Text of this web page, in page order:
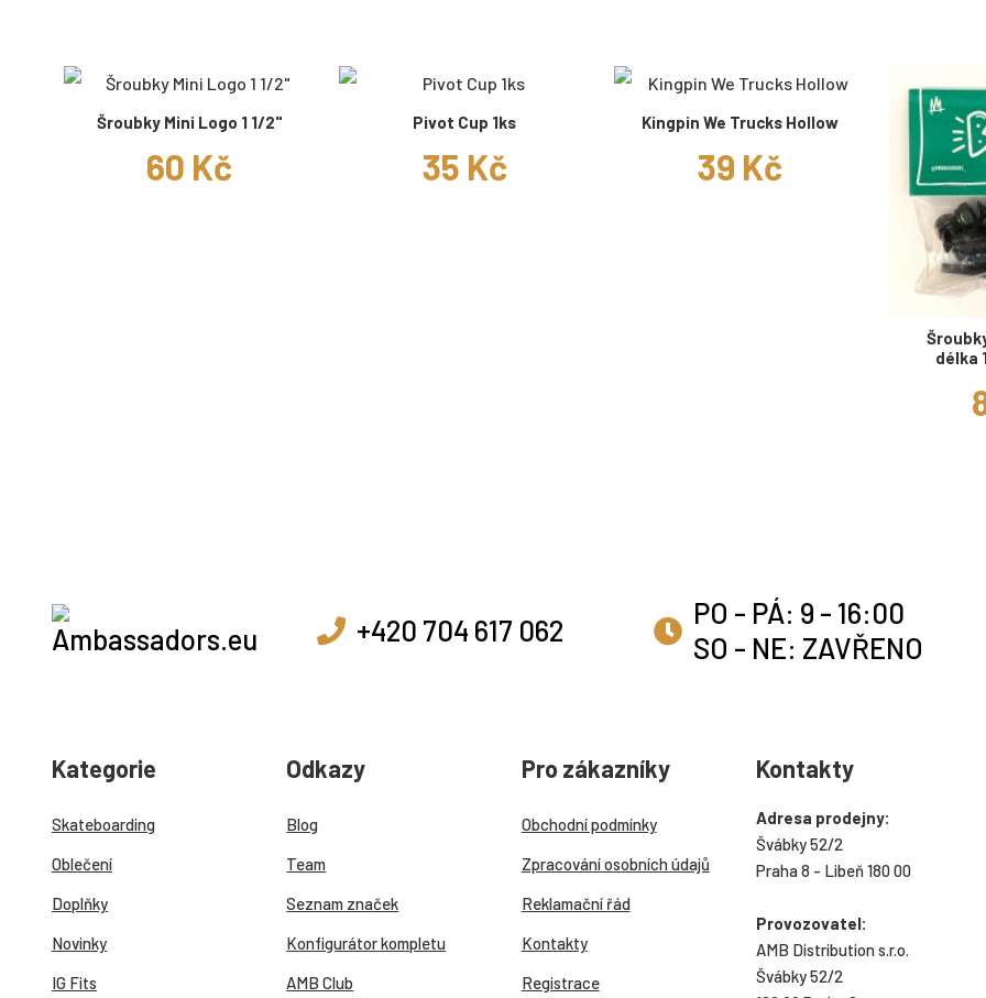
Šroubky Mini Logo 1 1/2"
60 Kč
Pivot Cup 1ks
35 Kč
Kingpin We Trucks Hollow
39 Kč
délka
+420 704 617 062
PO - PÁ: 9 - 16:00
SO - NE: ZAVŘENO
Kategorie
Skateboarding
Oblečení
Doplňky
Novinky
IG Fits
Odkazy
Blog
Team
Seznam značek
Konfigurátor kompletu
AMB Club
Pro zákazníky
Obchodní podmínky
Zpracování osobních údajů
Reklamační řád
Kontakty
Registrace
Kontakty
Adresa prodejny:
Švábky 52/2
Praha 8 - Libeň 180 00
Provozovatel:
AMB Distribution s.r.o.
Švábky 52/2